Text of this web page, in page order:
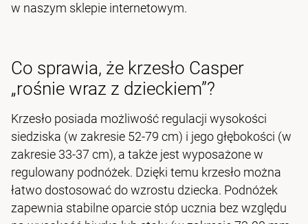
w naszym sklepie internetowym.
Co sprawia, że krzesło Casper
„rośnie wraz z dzieckiem”?
Krzesło posiada możliwość regulacji wysokości
siedziska (w zakresie 52-79 cm) i jego głębokości (w
zakresie 33-37 cm), a także jest wyposażone w
regulowany podnóżek. Dzięki temu krzesło można
łatwo dostosować do wzrostu dziecka. Podnóżek
zapewnia stabilne oparcie stóp ucznia bez względu